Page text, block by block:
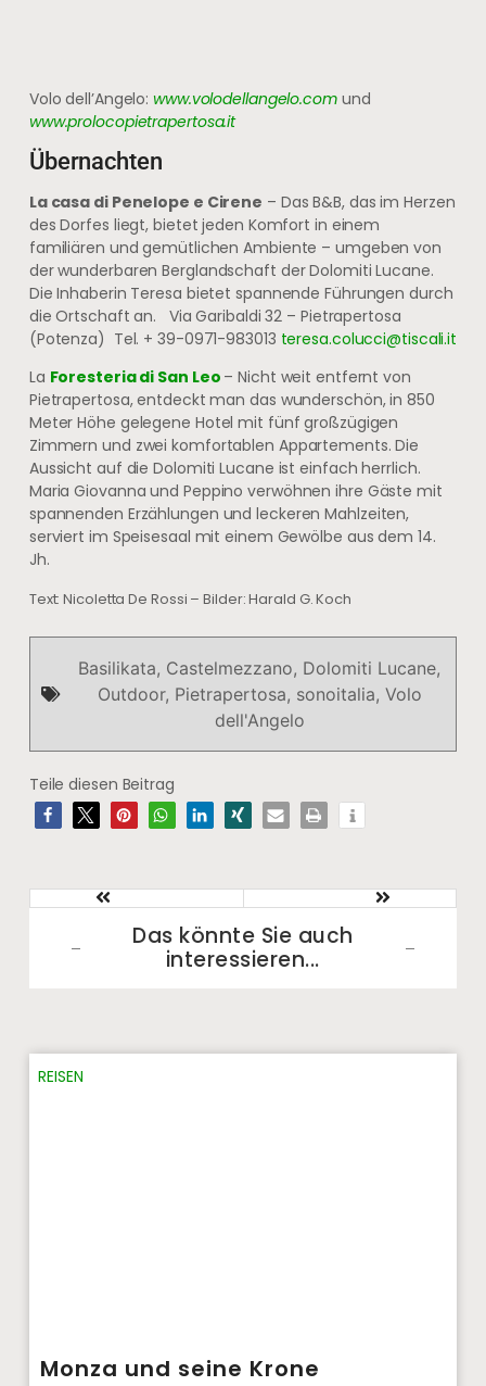
Volo dell’Angelo:www.volodellangelo.comund
www.prolocopietrapertosa.it
Übernachten
La casa di Penelope e Cirene – Das B&B, das im Herzen
des Dorfes liegt, bietet jeden Komfort in einem
familiären und gemütlichen Ambiente – umgeben von
der wunderbaren Berglandschaft der Dolomiti Lucane.
Die Inhaberin Teresa bietet spannende Führungen durch
die Ortschaft an. Via Garibaldi 32 – Pietrapertosa
(Potenza) Tel. + 39-0971-983013 teresa.colucci@tiscali.it
La Foresteria di San Leo – Nicht weit entfernt von
Pietrapertosa, entdeckt man das wunderschön, in 850
Meter Höhe gelegene Hotel mit fünf großzügigen
Zimmern und zwei komfortablen Appartements. Die
Aussicht auf die Dolomiti Lucane ist einfach herrlich.
Maria Giovanna und Peppino verwöhnen ihre Gäste mit
spannenden Erzählungen und leckeren Mahlzeiten,
serviert im Speisesaal mit einem Gewölbe aus dem 14.
Jh.
Text: Nicoletta De Rossi – Bilder: Harald G. Koch
Basilikata, Castelmezzano, Dolomiti Lucane,
Outdoor, Pietrapertosa, sonoitalia, Volo
dell'Angelo
Teile diesen Beitrag
Das könnte Sie auch
interessieren...​
REISEN
Monza und seine Krone